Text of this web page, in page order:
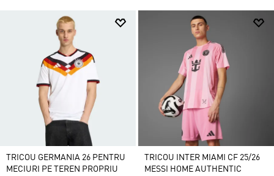
TRICOU GERMANIA 26 PENTRU
MECIURI PE TEREN PROPRIU
TRICOU INTER MIAMI CF 25/26
MESSI HOME AUTHENTIC